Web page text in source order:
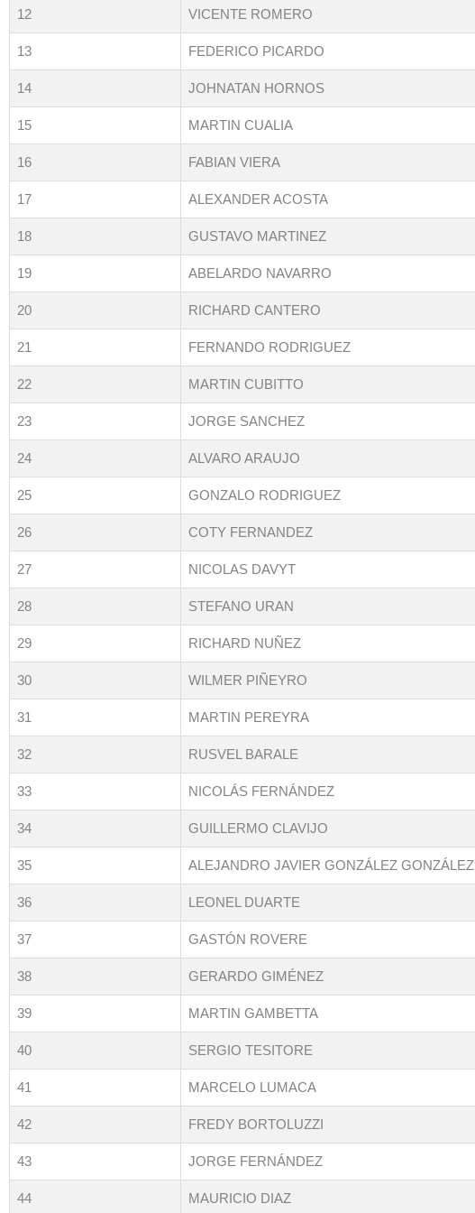
12 VICENTE ROMERO
13 FEDERICO PICARDO
14 JOHNATAN HORNOS
15 MARTIN CUALIA
16 FABIAN VIERA
17 ALEXANDER ACOSTA
18 GUSTAVO MARTINEZ
19 ABELARDO NAVARRO
20 RICHARD CANTERO
21 FERNANDO RODRIGUEZ
22 MARTIN CUBITTO
23 JORGE SANCHEZ
24 ALVARO ARAUJO
25 GONZALO RODRIGUEZ
26 COTY FERNANDEZ
27 NICOLAS DAVYT
28 STEFANO URAN
29 RICHARD NUÑEZ
30 WILMER PIÑEYRO
31 MARTIN PEREYRA
32 RUSVEL BARALE
33 NICOLÁS FERNÁNDEZ
34 GUILLERMO CLAVIJO
35 ALEJANDRO JAVIER GONZÁLEZ GONZÁLEZ
36 LEONEL DUARTE
37 GASTÓN ROVERE
38 GERARDO GIMÉNEZ
39 MARTIN GAMBETTA
40 SERGIO TESITORE
41 MARCELO LUMACA
42 FREDY BORTOLUZZI
43 JORGE FERNÁNDEZ
44 MAURICIO DIAZ